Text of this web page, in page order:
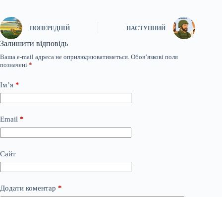
ПОПЕРЕДНІЙ НАСТУПНИЙ
Залишити відповідь
Ваша e-mail адреса не оприлюднюватиметься. Обов’язкові поля
позначені *
Ім’я *
Email *
Сайт
Додати коментар *